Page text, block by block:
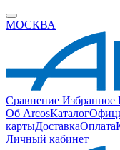
МОСКВА
Сравнение Избранное
Об ArcosКаталог
картыДоставкаОплата
Личный кабинет